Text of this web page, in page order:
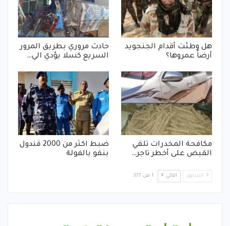
هل وطئت أقدام الجنجويد
أرضاً عمروها؟
حادث مروري بطريق المرور
السريع كسلا يؤدي الي…
مكافحة المخدرات تلقي
القبض على أخطر تاجر…
ضبط اكثر من 2000 قندول
بنقو بالفولة
السابق التالي 1 من 377